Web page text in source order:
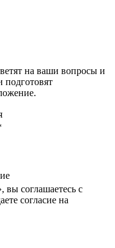
на ваши вопросы и
подготовят
соглашаетесь с
согласие на